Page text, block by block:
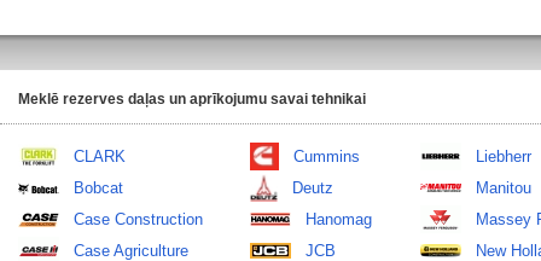
Meklē rezerves daļas un aprīkojumu savai tehnikai
CLARK
Bobcat
Case Construction
Case Agriculture
Cummins
Deutz
Hanomag
JCB
Liebherr
Manitou
Massey
New